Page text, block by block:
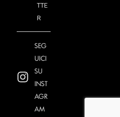
TTE
R
SEG
UICI
SU
INST
AGR
AM